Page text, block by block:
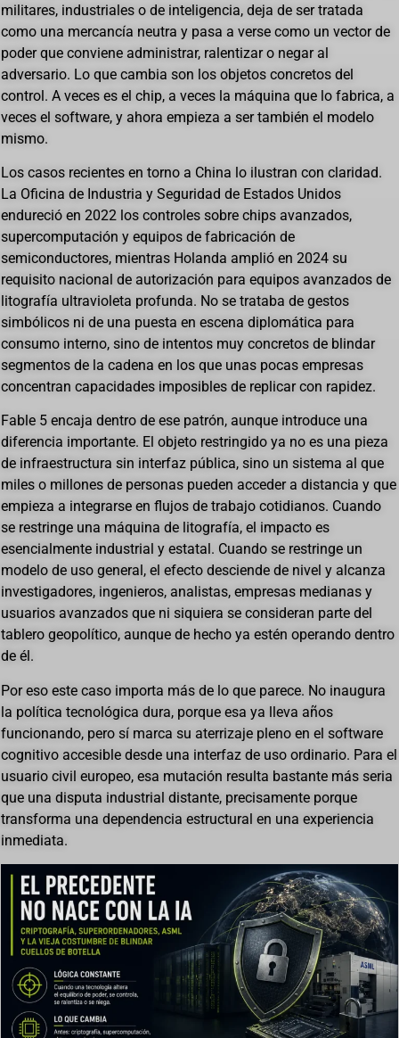
militares, industriales o de inteligencia, deja de ser tratada
como una mercancía neutra y pasa a verse como un vector de
poder que conviene administrar, ralentizar o negar al
adversario. Lo que cambia son los objetos concretos del
control. A veces es el chip, a veces la máquina que lo fabrica, a
veces el software, y ahora empieza a ser también el modelo
mismo.
Los casos recientes en torno a China lo ilustran con claridad.
La Oficina de Industria y Seguridad de Estados Unidos
endureció en 2022 los controles sobre chips avanzados,
supercomputación y equipos de fabricación de
semiconductores, mientras Holanda amplió en 2024 su
requisito nacional de autorización para equipos avanzados de
litografía ultravioleta profunda. No se trataba de gestos
simbólicos ni de una puesta en escena diplomática para
consumo interno, sino de intentos muy concretos de blindar
segmentos de la cadena en los que unas pocas empresas
concentran capacidades imposibles de replicar con rapidez.
Fable 5 encaja dentro de ese patrón, aunque introduce una
diferencia importante. El objeto restringido ya no es una pieza
de infraestructura sin interfaz pública, sino un sistema al que
miles o millones de personas pueden acceder a distancia y que
empieza a integrarse en flujos de trabajo cotidianos. Cuando
se restringe una máquina de litografía, el impacto es
esencialmente industrial y estatal. Cuando se restringe un
modelo de uso general, el efecto desciende de nivel y alcanza
investigadores, ingenieros, analistas, empresas medianas y
usuarios avanzados que ni siquiera se consideran parte del
tablero geopolítico, aunque de hecho ya estén operando dentro
de él.
Por eso este caso importa más de lo que parece. No inaugura
la política tecnológica dura, porque esa ya lleva años
funcionando, pero sí marca su aterrizaje pleno en el software
cognitivo accesible desde una interfaz de uso ordinario. Para el
usuario civil europeo, esa mutación resulta bastante más seria
que una disputa industrial distante, precisamente porque
transforma una dependencia estructural en una experiencia
inmediata.